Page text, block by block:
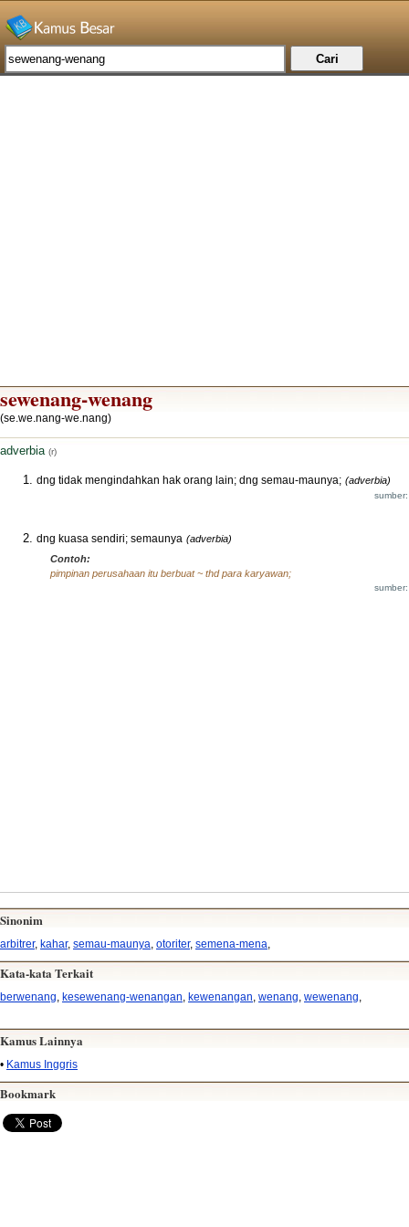
sewenang-wenang
(se.we.nang-we.nang)
adverbia (r)
dng tidak mengindahkan hak orang lain; dng semau-maunya; (adverbia)
dng kuasa sendiri; semaunya (adverbia)
Contoh:
pimpinan perusahaan itu berbuat ~ thd para karyawan;
Sinonim
arbitrer, kahar, semau-maunya otoriter, semena-mena
Kata-kata Terkait
berwenang, kesewenang-wenangan, kewenangan, wenang, wewenang,
Kamus Lainnya
• Kamus Inggris
Bookmark